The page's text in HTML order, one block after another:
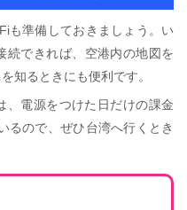
も準備しておきましょう。い
続できれば、空港内の地図を
知るときにも便利です。
、電源をつけた日だけの課金
るので、ぜひ台湾へ行くとき